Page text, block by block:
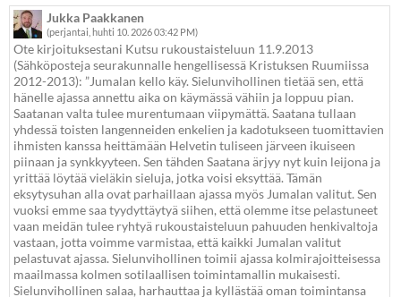
Jukka Paakkanen
(perjantai, huhti 10. 2026 03:42 PM)
Ote kirjoituksestani Kutsu rukoustaisteluun 11.9.2013
(Sähköposteja seurakunnalle hengellisessä Kristuksen Ruumiissa
2012-2013): ”Jumalan kello käy. Sielunvihollinen tietää sen, että
hänelle ajassa annettu aika on käymässä vähiin ja loppuu pian.
Saatanan valta tulee murentumaan viipymättä. Saatana tullaan
yhdessä toisten langenneiden enkelien ja kadotukseen tuomittavien
ihmisten kanssa heittämään Helvetin tuliseen järveen ikuiseen
piinaan ja synkkyyteen. Sen tähden Saatana ärjyy nyt kuin leijona ja
yrittää löytää vieläkin sieluja, jotka voisi eksyttää. Tämän
eksytysuhan alla ovat parhaillaan ajassa myös Jumalan valitut. Sen
vuoksi emme saa tyydyttäytyä siihen, että olemme itse pelastuneet
vaan meidän tulee ryhtyä rukoustaisteluun pahuuden henkivaltoja
vastaan, jotta voimme varmistaa, että kaikki Jumalan valitut
pelastuvat ajassa. Sielunvihollinen toimii ajassa kolmirajoitteisessa
maailmassa kolmen sotilaallisen toimintamallin mukaisesti.
Sielunvihollinen salaa, harhauttaa ja kyllästää oman toimintansa